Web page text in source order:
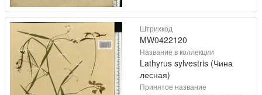
Штрихкод
MW0422120
Название в коллекции
Lathyrus sylvestris (Чина
лесная)
Принятое название